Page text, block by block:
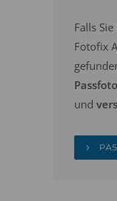
Falls
Fotofix
und